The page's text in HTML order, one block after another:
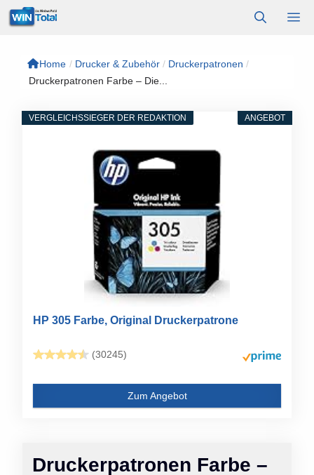
Zum
Inhalt
Home / Drucker & Zubehör / Druckerpatronen /
Druckerpatronen Farbe – Die...
Druckerpatronen Farbe –
ANGEBOT
VERGLEICHSSIEGER DER REDAKTION
HP 305 Farbe, Original Druckerpatrone
(30245)
Zum Angebot